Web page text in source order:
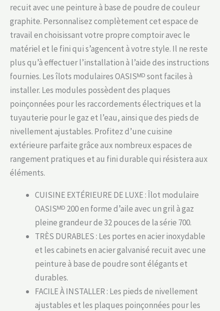
recuit avec une peinture à base de poudre de couleur
graphite. Personnalisez complètement cet espace de
travail en choisissant votre propre comptoir avec le
matériel et le fini qui s’agencent à votre style. Il ne reste
plus qu’à effectuer l’installation à l’aide des instructions
fournies. Les îlots modulaires OASISᴹᴰ sont faciles à
installer. Les modules possèdent des plaques
poinçonnées pour les raccordements électriques et la
tuyauterie pour le gaz et l’eau, ainsi que des pieds de
nivellement ajustables. Profitez d’une cuisine
extérieure parfaite grâce aux nombreux espaces de
rangement pratiques et au fini durable qui résistera aux
éléments.
CUISINE EXTÉRIEURE DE LUXE : Îlot modulaire
OASISᴹᴰ 200 en forme d’aile avec un gril à gaz
pleine grandeur de 32 pouces de la série 700.
TRÈS DURABLES : Les portes en acier inoxydable
et les cabinets en acier galvanisé recuit avec une
peinture à base de poudre sont élégants et
durables.
FACILE À INSTALLER : Les pieds de nivellement
ajustables et les plaques poinçonnées pour les